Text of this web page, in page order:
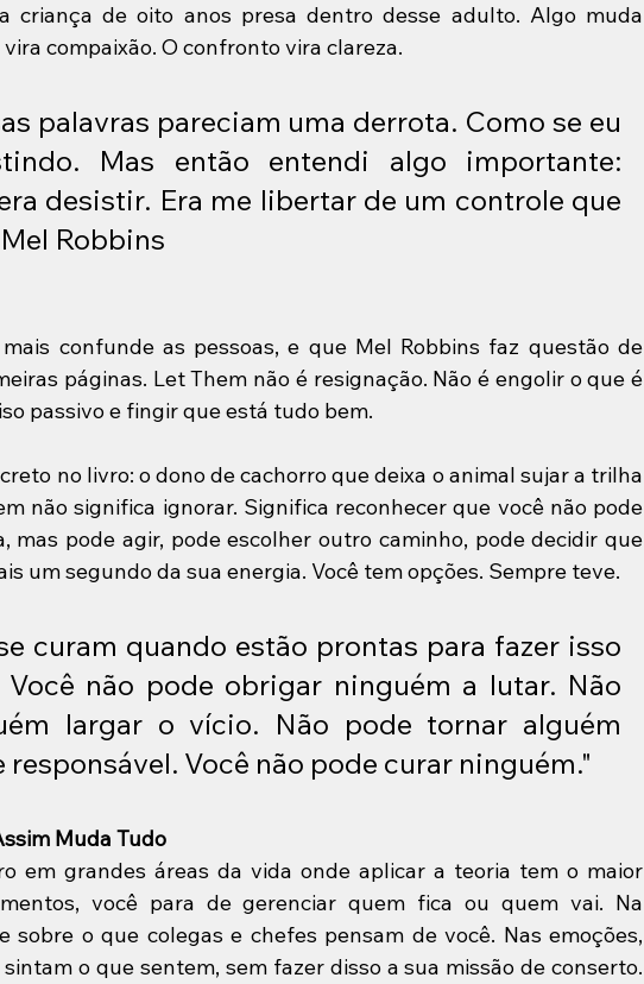
criança de oito anos presa dentro desse adulto. Algo muda
compaixão. O confronto vira clareza.
palavras pareciam uma derrota. Como se eu
Mas então entendi algo importante:
desistir. Era me libertar de um controle que
Robbins
confunde as pessoas, e que Mel Robbins faz questão de
páginas. Let Them não é resignação. Não é engolir o que é
passivo e fingir que está tudo bem.
no livro: o dono de cachorro que deixa o animal sujar a trilha
não significa ignorar. Significa reconhecer que você não pode
mas pode agir, pode escolher outro caminho, pode decidir que
um segundo da sua energia. Você tem opções. Sempre teve.
curam quando estão prontas para fazer isso
não pode obrigar ninguém a lutar. Não
largar o vício. Não pode tornar alguém
Você não pode curar ninguém."
Muda Tudo
em grandes áreas da vida onde aplicar a teoria tem o maior
você para de gerenciar quem fica ou quem vai. Na
sobre o que colegas e chefes pensam de você. Nas emoções,
o que sentem, sem fazer disso a sua missão de conserto.